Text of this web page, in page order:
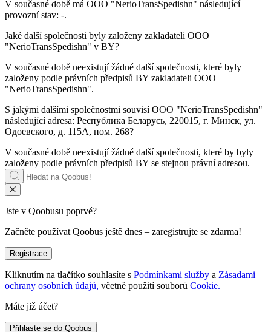
V současné době má OOO "NerioTransSpedishn" následující
provozní stav: -.
Jaké další společnosti byly založeny zakladateli OOO
"NerioTransSpedishn" v BY?
V současné době neexistují žádné další společnosti, které byly
založeny podle právních předpisů BY zakladateli OOO
"NerioTransSpedishn".
S jakými dalšími společnostmi souvisíOOO "NerioTransSpedishn"
následující adresa: Республика Беларусь, 220015, г. Минск, ул.
Одоевского, д. 115А, пом. 268?
V současné době neexistují žádné další společnosti, které by byly
založeny podle právních předpisů BY se stejnou právní adresou.
Jste v Qoobusu poprvé?
Začněte používat Qoobus ještě dnes – zaregistrujte se zdarma!
Registrace
Kliknutím na tlačítko souhlasíte s Podmínkami služby a Zásadami
ochrany osobních údajů, včetně použití souborů Cookie.
Máte již účet?
Přihlaste se do Qoobus